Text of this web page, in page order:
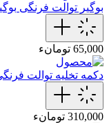
بوگیر توالت فرنگی
65,000 تومانء
دکمه تخلیه توالت
310,000 تومانء